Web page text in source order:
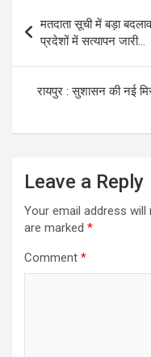
navigation
मतदाता सूची में बड़ा
प्रदेशों में सत्यापन जारी…
रायपुर : सुशासन की नई
Leave a Reply
Your email address will
are marked *
Comment *